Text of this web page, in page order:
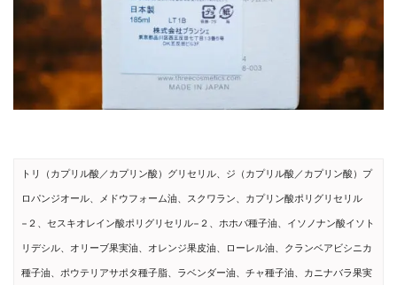
トリ（カプリル酸／カプリン酸）グリセリル、ジ（カプリル酸／カプリン酸）プ
ロパンジオール、メドウフォーム油、スクワラン、カプリン酸ポリグリセリル
−２、セスキオレイン酸ポリグリセリル−２、ホホバ種子油、イソノナン酸イソト
リデシル、オリーブ果実油、オレンジ果皮油、ローレル油、クランベアビシニカ
種子油、ポウテリアサポタ種子脂、ラベンダー油、チャ種子油、カニナバラ果実